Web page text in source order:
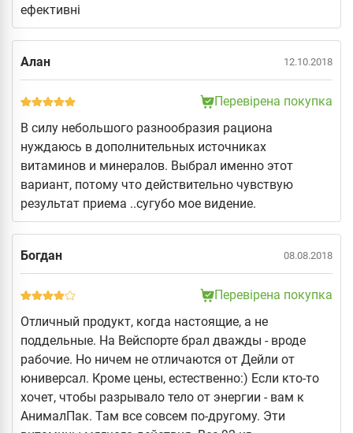
ефективні
Алан 12.10.2018
Перевірена покупка
В силу небольшого разнообразия рациона
нуждаюсь в дополнительных источниках
витаминов и минералов. Выбрал именно этот
вариант, потому что действительно чувствую
результат приема ..сугубо мое видение.
Богдан 08.08.2018
Перевірена покупка
Отличный продукт, когда настоящие, а не
поддельные. На Вейспорте брал дважды - вроде
рабочие. Но ничем не отличаются от Дейли от
юниверсал. Кроме цены, естественно:) Если кто-то
хочет, чтобы разрывало тело от энергии - вам к
АнималПак. Там все совсем по-другому. Эти